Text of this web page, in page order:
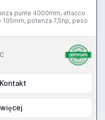
punte 4000mm, attacco
potenza 7,5hp, peso
Kontakt